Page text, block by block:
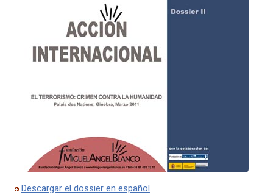
Descargar el dossier en español